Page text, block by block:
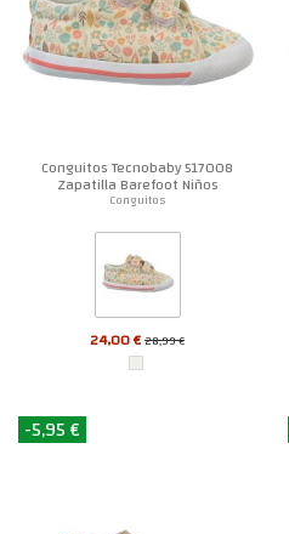
Conguitos Tecnobaby 517008
Zapatilla Barefoot Niños
Conguitos
24,00 €28,99 €
-5,95 €